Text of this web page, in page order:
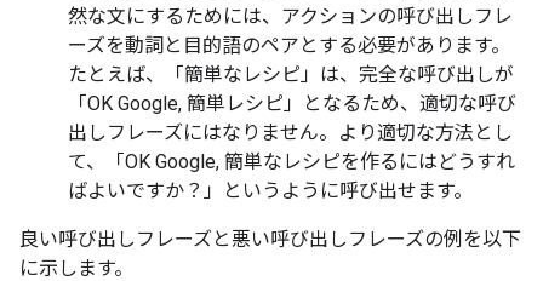
然な文にするためには、アクションの呼び出しフレ
ーズを動詞と目的語のペアとする必要があります。
たとえば、「簡単なレシピ」は、完全な呼び出しが
「OK Google, 簡単レシピ」となるため、適切な呼び
出しフレーズにはなりません。より適切な方法とし
て、「OK Google, 簡単なレシピを作るにはどうすれ
ばよいですか？」
というように呼び出せます。
良い呼び出しフレーズと悪い呼び出しフレーズの例を以下
に示します。